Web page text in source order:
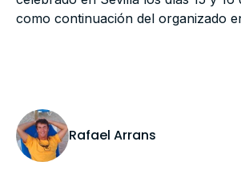
como continuación del organizado
Rafael Arrans